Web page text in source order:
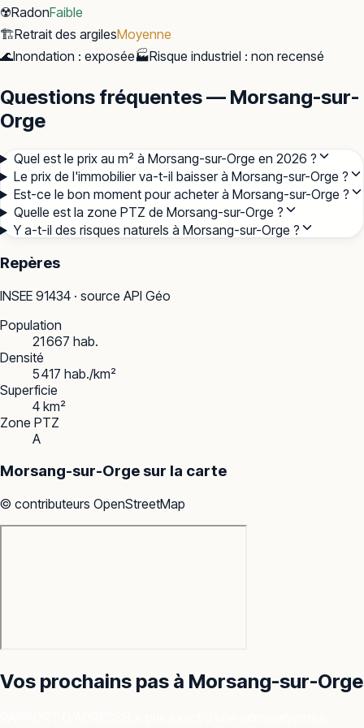
☢️RadonFaible
🏗️Retrait des argilesMoyenne
🌊Inondation : exposée🏭Risque industriel : non recensé
Questions fréquentes — Morsang-sur-
Orge
Quel est le prix au m² à Morsang-sur-Orge en 2026 ?
Le prix de l'immobilier va-t-il baisser à Morsang-sur-Orge ?
Est-ce le bon moment pour acheter à Morsang-sur-Orge ?
Quelle est la zone PTZ de Morsang-sur-Orge ?
Y a-t-il des risques naturels à Morsang-sur-Orge ?
Repères
INSEE 91434 · source API Géo
Population
21 667 hab.
Densité
5 417 hab./km²
Superficie
4 km²
Zone PTZ
A
Morsang-sur-Orge sur la carte
© contributeurs OpenStreetMap
Vos prochains pas à Morsang-sur-Orge